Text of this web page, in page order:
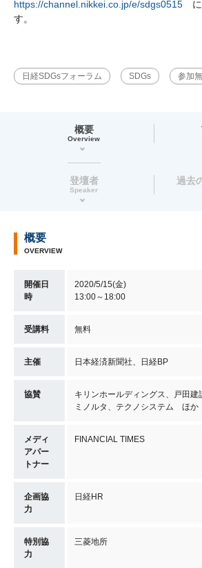
https://channel.nikkei.co.jp/e/sdgs0515 に
す。
日経SDGsフォーラム SDGs 参加
概要
Overview
登壇者
Speaker
過去
概要
OVERVIEW
開催日
時
2020/5/15(金)
13:00～18:00
受講料 無料
主催 日本経済新聞社、日経BP
協賛
キリンホールディングス、戸田
ミノルタ、テクノシステム ほか
メディ
アパー
トナー
FINANCIAL TIMES
企画協
力
日経HR
特別協
力
三菱地所